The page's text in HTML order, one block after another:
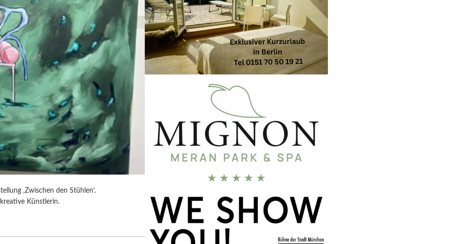
‚Zwischen den Stühlen‘.
Künstlerin.